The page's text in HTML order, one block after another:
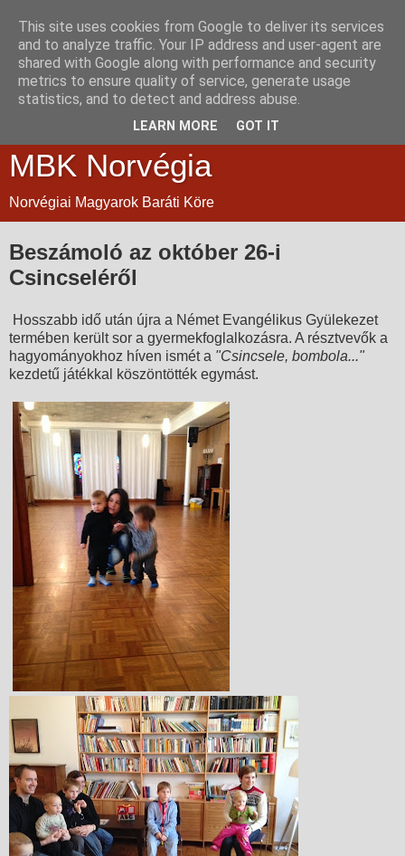
MBK Norvégia
Norvégiai Magyarok Baráti Köre
Beszámoló az október 26-i
Csincseléről
Hosszabb idő után újra a Német Evangélikus Gyülekezet
termében került sor a gyermekfoglalkozásra. A résztvevők a
hagyományokhoz híven ismét a "Csincsele, bombola..."
kezdetű játékkal köszöntötték egymást.
This site uses cookies from Google to deliver its services
and to analyze traffic. Your IP address and user-agent are
shared with Google along with performance and security
metrics to ensure quality of service, generate usage
statistics, and to detect and address abuse.
LEARN MORE GOT IT